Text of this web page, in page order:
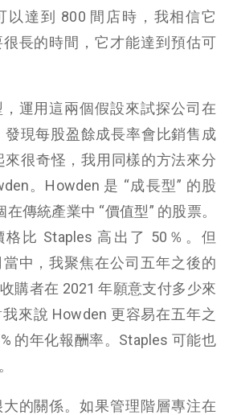
以達到 800 間店時，我相信它
長的時間，它才能達到預估可
運用這兩個假設來試探公司在
發現每股盈餘成長率會比銷售成
來很奇怪，我用同樣的方法來分
。Howden 是 “成長型” 的股
傳統產業中 “價值型” 的股票。
格比 Staples 高出了 50％。但
中，我聚焦在公司五年之後的
購者在 2021 年願意支付多少來
來說 Howden 更容易在五年之
的年化報酬率。Staples 可能也
的關係。如果管理階層專注在